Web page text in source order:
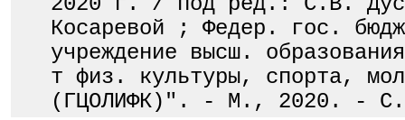
Косаревой ; Федер. гос.
учреждение высш.
т физ. культуры, спорта,
(ГЦОЛИФК)". - М., 2020. - С.